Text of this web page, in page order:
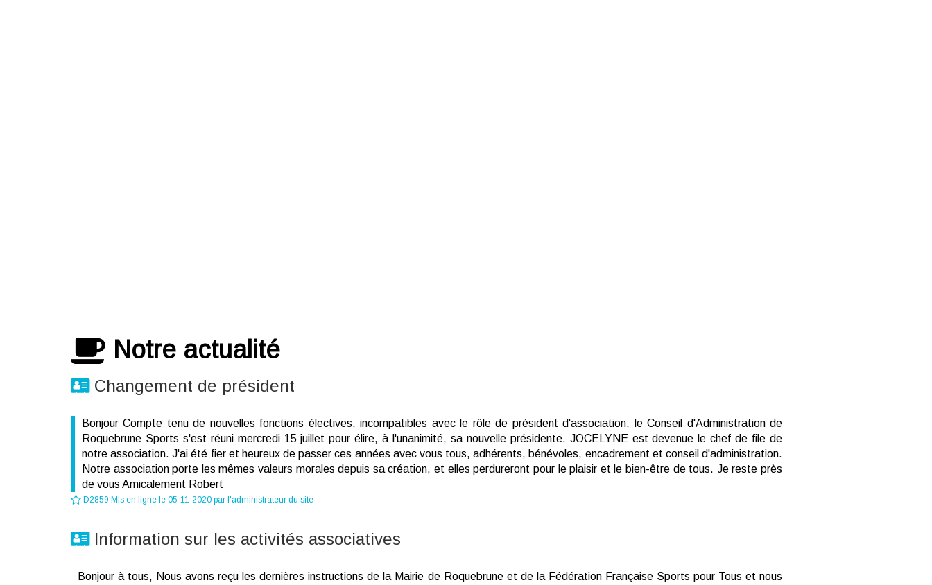
Notre actualité
Changement de président
Bonjour Compte tenu de nouvelles fonctions électives, incompatibles avec le rôle de président d'association, le Conseil d'Administration de
Roquebrune Sports s'est réuni mercredi 15 juillet pour élire, à l'unanimité, sa nouvelle présidente. JOCELYNE est devenue le chef de file de
notre association. J'ai été fier et heureux de passer ces années avec vous tous, adhérents, bénévoles, encadrement et conseil d'administration.
Notre association porte les mêmes valeurs morales depuis sa création, et elles perdureront pour le plaisir et le bien-être de tous. Je reste près
de vous Amicalement Robert
D2859 Mis en ligne le 05-11-2020 par l'administrateur du site
Information sur les activités associatives
Bonjour à tous, Nous avons reçu les dernières instructions de la Mairie de Roquebrune et de la Fédération Française Sports pour Tous et nous